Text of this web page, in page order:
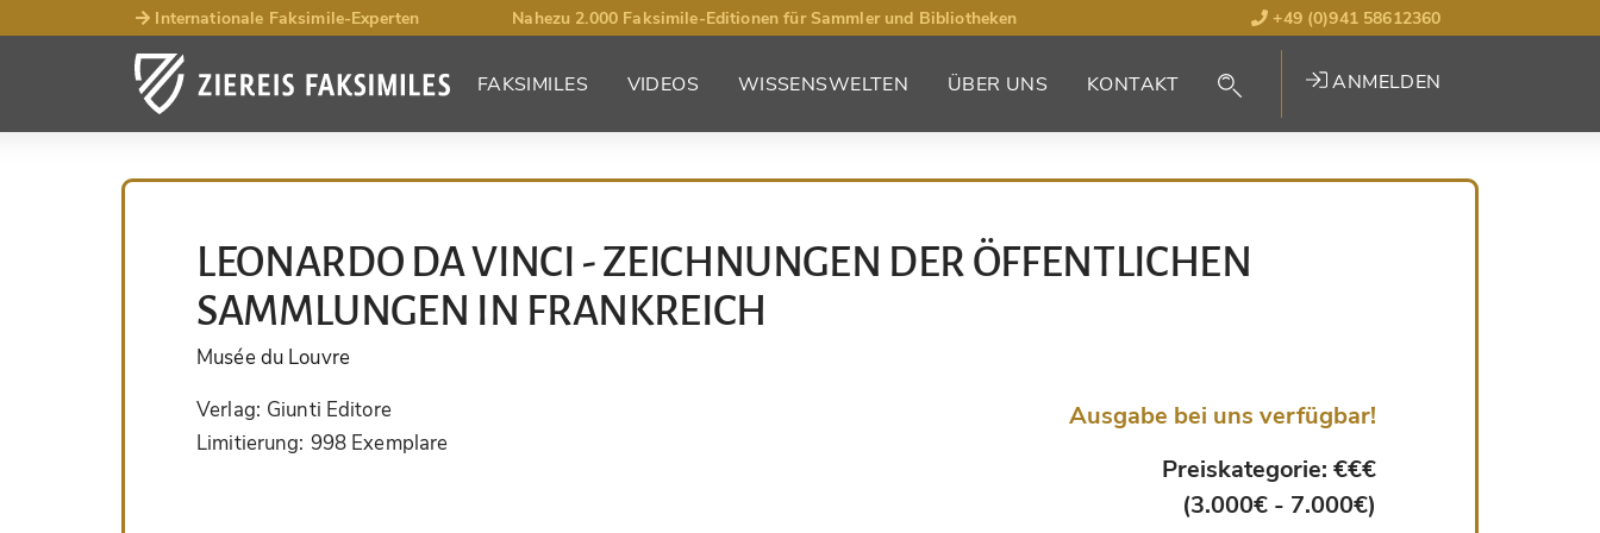
Internationale Faksimile-Experten Nahezu 2.000 Faksimile-Editionen für Sammler und Bibliotheken +49 (0)941 58612360
FAKSIMILES VIDEOS WISSENSWELTEN ÜBER UNS KONTAKT ANMELDEN
LEONARDO DA VINCI - ZEICHNUNGEN DER ÖFFENTLICHEN
SAMMLUNGEN IN FRANKREICH
Musée du Louvre
Verlag: Giunti Editore
Limitierung: 998 Exemplare
Ausgabe bei uns verfügbar!
Preiskategorie: €€€
(3.000€ - 7.000€)